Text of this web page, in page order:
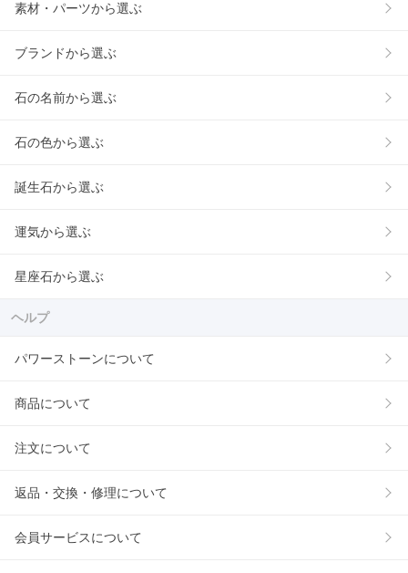
素材・パーツから選ぶ
ブランドから選ぶ
石の名前から選ぶ
石の色から選ぶ
誕生石から選ぶ
運気から選ぶ
星座石から選ぶ
ヘルプ
パワーストーンについて
商品について
注文について
返品・交換・修理について
会員サービスについて